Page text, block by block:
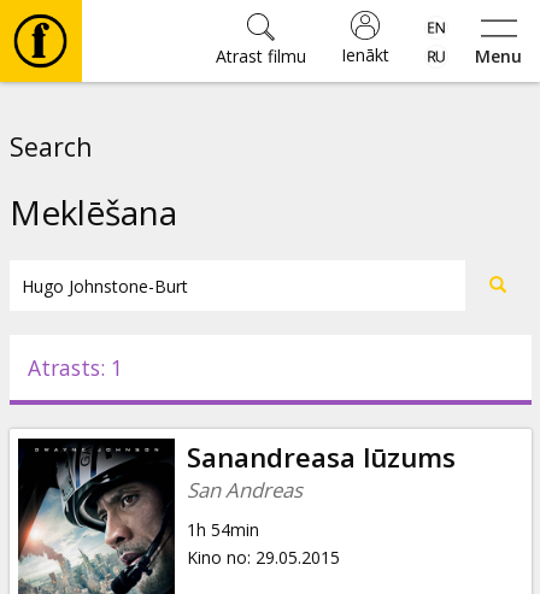
Menu
Ienākt
Atrast filmu
Pasākumi
Ziņas
Dāvanu
kartes
Search
Meklēšana
Atrasts: 1
Sanandreasa lūzums
San Andreas
1h 54min
Kino no: 29.05.2015